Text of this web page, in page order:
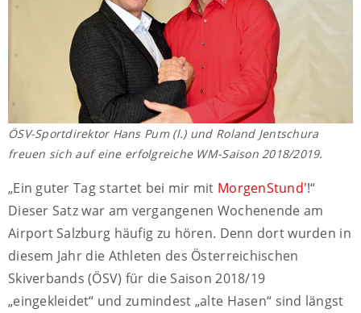
ÖSV-Sportdirektor Hans Pum (l.) und Roland Jentschura
freuen sich auf eine erfolgreiche WM-Saison 2018/2019.
„Ein guter Tag startet bei mir mit MorgenStund'!“
Dieser Satz war am vergangenen Wochenende am
Airport Salzburg häufig zu hören. Denn dort wurden in
diesem Jahr die Athleten des Österreichischen
Skiverbands (ÖSV) für die Saison 2018/19
„eingekleidet“ und zumindest „alte Hasen“ sind längst